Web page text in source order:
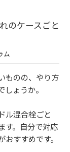
のケースごと
ム
ものの、やり方
ょうか。
ル混合栓ごと
す。自分で対応
すすめです。